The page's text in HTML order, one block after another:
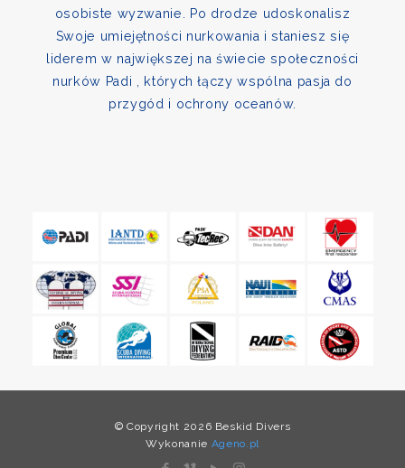
osobiste wyzwanie. Po drodze udoskonalisz
Swoje umiejętności nurkowania i staniesz się
liderem w największej na świecie społeczności
nurków Padi , których łączy wspólna pasja do
przygód i ochrony oceanów.
© Copyright 2026 Beskid Divers
Wykonanie Ageno.pl